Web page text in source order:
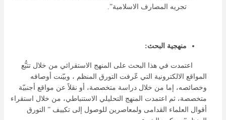
تجريه المصارف الاسلامية”.
منهجية البحث:
اعتمدت في هذا البحث على المنهج الاستقرائي من خلال تتبُّع
المواقع الالكترونية التي عّرفت التورق المنظم ، وبيّنت أوصافه
وخصائصه، إما من خلال دراسة متخصصة، أو نقلاً عن مواقع أجنبيّة
متخصصة، ثم اعتمدت المنهج التحليلي الاستنباطي، من خلال استقراء
أقوال العلماء القدامى ولمعاصرين للوصول إلى تكييف ” التورق